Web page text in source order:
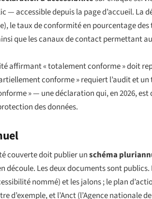
— accessible depuis la page d’accueil.
le taux de conformité en pourcentage des
que les canaux de contact permettant
affirmant « totalement conforme » doit
conforme » requiert l’audit et
» — une déclaration qui, en 2026,
des données.
couverte doit publier unschéma
découle. Les deux documents sont
nommé) et les jalons ; le plan
d’exemple, et l’Anct (l’Agence